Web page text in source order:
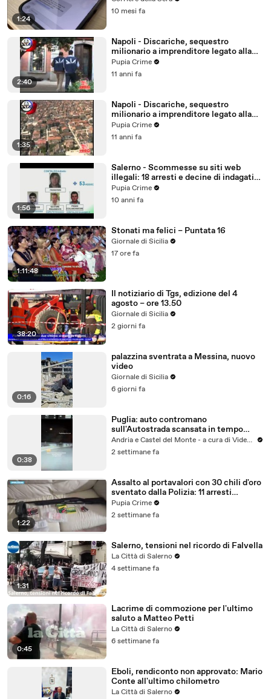
1:24
10 mesi fa
2:40
Napoli - Discariche, sequestro
milionario a imprenditore legato alla
camorra (live 09.05.12)
Pupia Crime
11 anni fa
1:35
Napoli - Discariche, sequestro
milionario a imprenditore legato alla
camorra (09.05.12)
Pupia Crime
11 anni fa
1:56
Salerno - Scommesse su siti web
illegali: 18 arresti e decine di indagati
(31.03.16)
Pupia Crime
10 anni fa
1:11:48
Stonati ma felici – Puntata 16
Giornale di Sicilia
17 ore fa
38:20
Il notiziario di Tgs, edizione del 4
agosto – ore 13.50
Giornale di Sicilia
2 giorni fa
0:16
palazzina sventrata a Messina, nuovo
video
Giornale di Sicilia
6 giorni fa
0:38
Puglia: auto contromano
sull'Autostrada scansata in tempo
altezza Molfetta
Andria e Castel del Monte - a cura di VideoAndria
2 settimane fa
1:22
Assalto al portavalori con 30 chili d'oro
sventato dalla Polizia: 11 arresti
(25.07.26)
Pupia Crime
2 settimane fa
1:31
Salerno, tensioni nel ricordo di Falvella
La Città di Salerno
4 settimane fa
0:45
Lacrime di commozione per l'ultimo
saluto a Matteo Petti
La Città di Salerno
6 settimane fa
Eboli, rendiconto non approvato: Mario
Conte all'ultimo chilometro
La Città di Salerno